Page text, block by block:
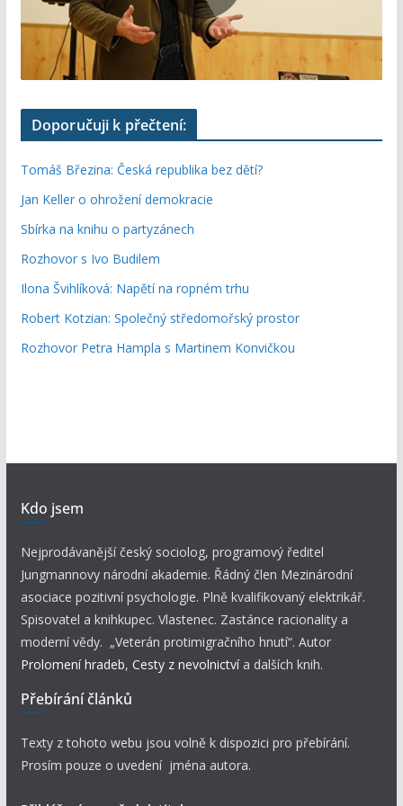
Doporučuji k přečtení:
Tomáš Březina: Česká republika bez dětí?
Jan Keller o ohrožení demokracie
Sbírka na knihu o partyzánech
Rozhovor s Ivo Budilem
Ilona Švihlíková: Napětí na ropném trhu
Robert Kotzian: Společný středomořský prostor
Rozhovor Petra Hampla s Martinem Konvičkou
Kdo jsem
Nejprodávanější český sociolog, programový ředitel
Jungmannovy národní akademie. Řádný člen Mezinárodní
asociace pozitivní psychologie. Plně kvalifikovaný elektrikář.
Spisovatel a knihkupec. Vlastenec. Zastánce racionality a
moderní vědy. „Veterán protimigračního hnutí“. Autor
Prolomení hradeb, Cesty z nevolnictví a dalších knih.
Přebírání článků
Texty z tohoto webu jsou volně k dispozici pro přebírání.
Prosím pouze o uvedení jména autora.